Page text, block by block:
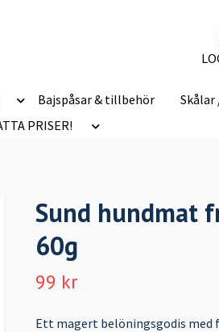
Bajspåsar & tillbehör Skålar
PRISER!
Sund hundmat
60g
99 kr
Ett magert belöningsgodis med